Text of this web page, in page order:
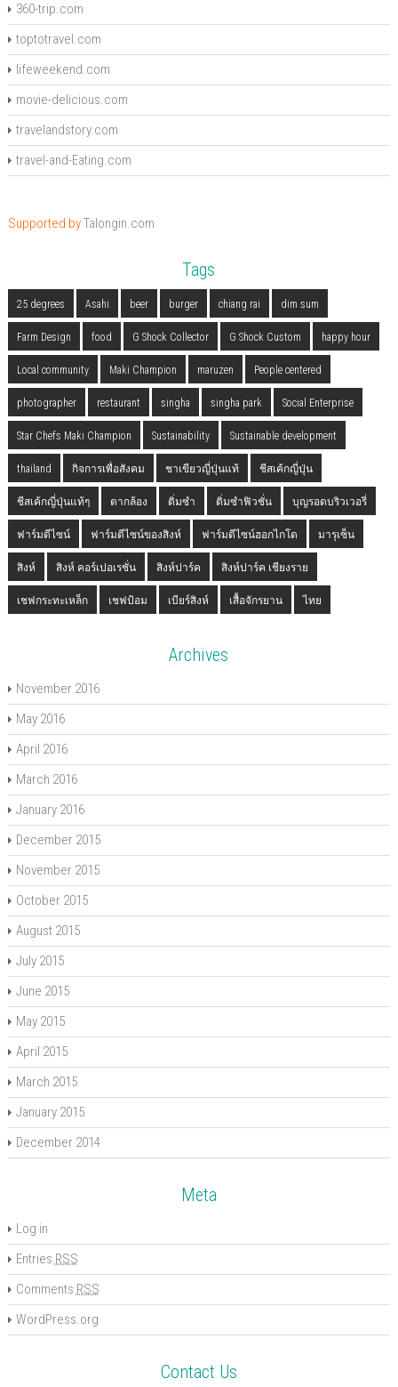
360-trip.com
toptotravel.com
lifeweekend.com
movie-delicious.com
travelandstory.com
travel-and-Eating.com
Supported byTalongin.com
Tags
25 degrees Asahi beer burger chiang rai dim sum
Farm Design food G Shock Collector G Shock Custom happy hour
Local community Maki Champion maruzen People centered
photographer restaurant singha singha park Social Enterprise
Star Chefs Maki Champion Sustainability Sustainable development
thailand กิจการเพื่อสังคม ชาเขียวญี่ปุ่นแท้ ชีสเค้กญี่ปุ่น
ชีสเค้กญี่ปุ่นแท้ๆ ตากล้อง ติ่มซำ ติ่มซำฟิวชั่น บุญรอดบริวเวอรี่
ฟาร์มดีไซน์ ฟาร์มดีไซน์ของสิงห์ ฟาร์มดีไซน์ฮอกไกโด มารุเซ็น
สิงห์ สิงห์ คอร์เปอเรชั่น สิงห์ปาร์ค สิงห์ปาร์ค เชียงราย
เชฟกระทะเหล็ก เชฟป้อม เบียร์สิงห์ เสื้อจักรยาน ไทย
Archives
November 2016
May 2016
April 2016
March 2016
January 2016
December 2015
November 2015
October 2015
August 2015
July 2015
June 2015
May 2015
April 2015
March 2015
January 2015
December 2014
Meta
Log in
Entries RSS
Comments RSS
WordPress.org
Contact Us